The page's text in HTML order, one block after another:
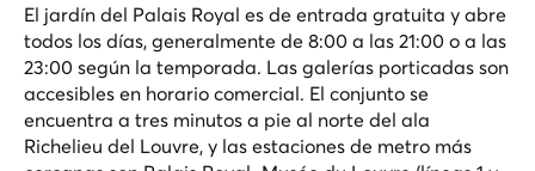
El jardín del Palais Royal es de entrada gratuita y abre
todos los días, generalmente de 8:00 a las 21:00 o a las
23:00 según la temporada. Las galerías porticadas son
accesibles en horario comercial. El conjunto se
encuentra a tres minutos a pie al norte del ala
Richelieu del Louvre, y las estaciones de metro más